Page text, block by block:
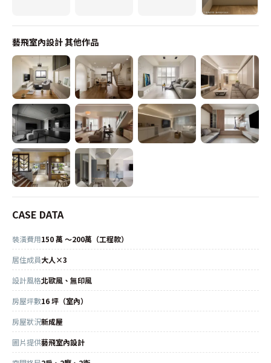
藝飛室內設計其他作品
CASE DATA
裝潢費用150 萬 ～200萬（工程款）
居住成員大人×3
設計風格北歐風、無印風
房屋坪數16 坪（室內）
房屋狀況新成屋
圖片提供藝飛室內設計